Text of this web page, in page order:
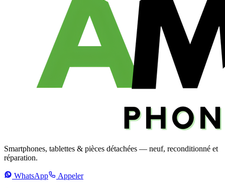
Smartphones, tablettes & pièces détachées — neuf, reconditionné et
réparation.
WhatsApp
Appeler